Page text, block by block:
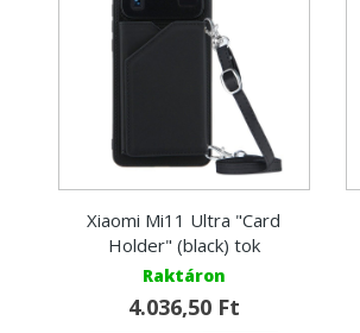
Xiaomi Mi11 Ultra "Card
Holder" (black) tok
Raktáron
4.036,50 Ft